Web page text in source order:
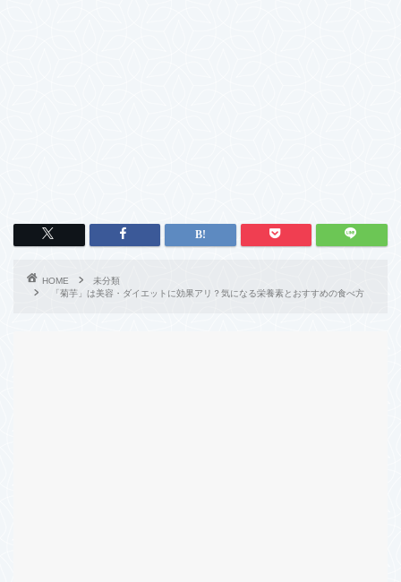
HOME
未分類
「菊芋」は美容・ダイエットに効果アリ？気になる栄養素とおすすめの食べ方